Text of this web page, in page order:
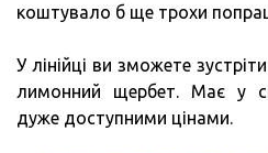
коштувало б ще трохи
У лінійці ви зможете
лимонний щербет. Має у
дуже доступними цінами.